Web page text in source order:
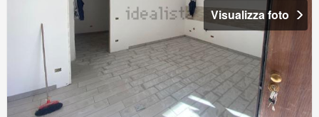
Visualizza foto